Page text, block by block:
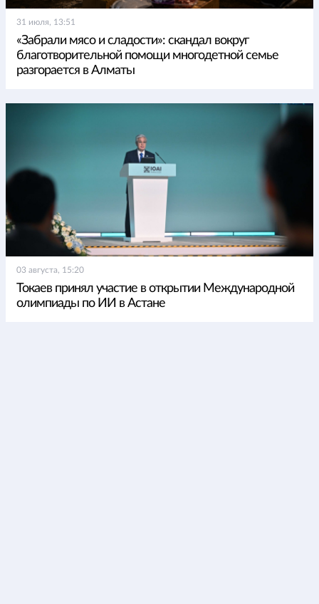
31 июля, 13:51
«Забрали мясо и сладости»: скандал вокруг
благотворительной помощи многодетной семье
разгорается в Алматы
03 августа, 15:20
Токаев принял участие в открытии Международной
олимпиады по ИИ в Астане